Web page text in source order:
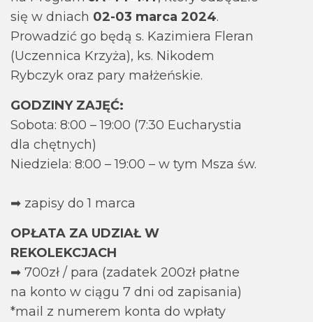
się w dniach 02-03 marca 2024.
Prowadzić go będą s. Kazimiera Fleran
(Uczennica Krzyża), ks. Nikodem
Rybczyk oraz pary małżeńskie.
GODZINY ZAJĘĆ:
Sobota: 8:00 – 19:00 (7:30 Eucharystia
dla chętnych)
Niedziela: 8:00 – 19:00 – w tym Msza św.
➡ zapisy do 1 marca
OPŁATA ZA UDZIAŁ W
REKOLEKCJACH
➡ 700zł / para (zadatek 200zł płatne
na konto w ciągu 7 dni od zapisania)
*mail z numerem konta do wpłaty